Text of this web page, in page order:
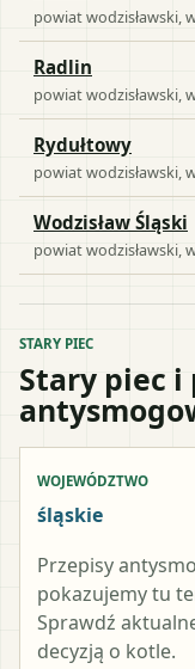
powiatwodzisławski ,
Radlin
powiatwodzisławski ,
Rydułtowy
powiatwodzisławski ,
Wodzisław Śląski
powiatwodzisławski ,
STARY PIEC
Stary piec i
WOJEWÓDZTWO
śląskie
Przepisy
pokazujemy tu
Sprawdź
decyzją o kotle.